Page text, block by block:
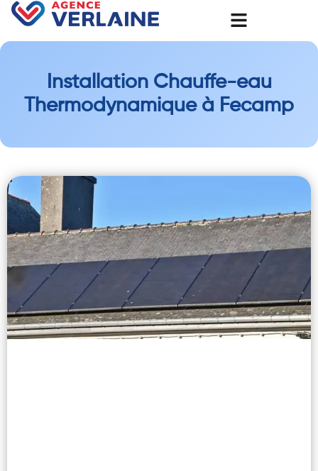
Installation Chauffe-eau
Thermodynamique à Fecamp